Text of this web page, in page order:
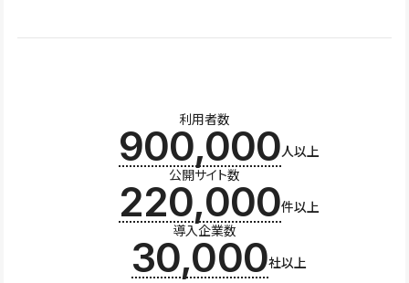
利用者数
900,000人以上
公開サイト数
220,000件以上
導入企業数
30,000社以上